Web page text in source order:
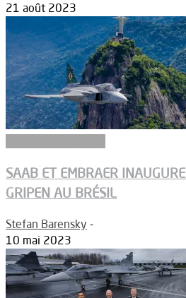
21 août 2023
SAAB ET EMBRAER
GRIPEN AU BRÉSIL
Stefan Barensky -
10 mai 2023